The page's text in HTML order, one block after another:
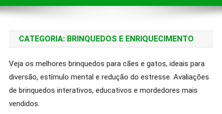
CATEGORIA: BRINQUEDOS E ENRIQUECIMENTO
Veja os melhores brinquedos para cães e gatos, ideais para
diversão, estímulo mental e redução do estresse. Avaliações
de brinquedos interativos, educativos e mordedores mais
vendidos.